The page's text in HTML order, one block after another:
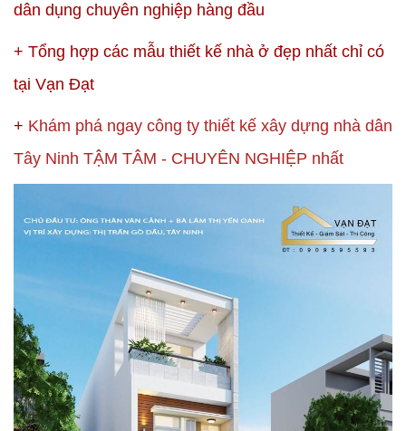
dân dụng chuyên nghiệp hàng đầu
+ Tổng hợp các mẫu thiết kế nhà ở đẹp nhất chỉ có
tại Vạn Đạt
+ Khám phá ngay công ty thiết kế xây dựng nhà dân
Tây Ninh TẬM TÂM - CHUYÊN NGHIỆP nhất